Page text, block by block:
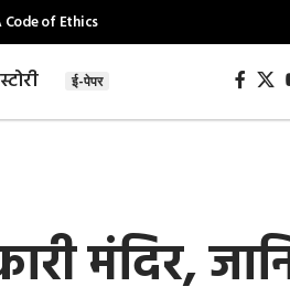
Code of Ethics
ई-पेपर
मंदिर,